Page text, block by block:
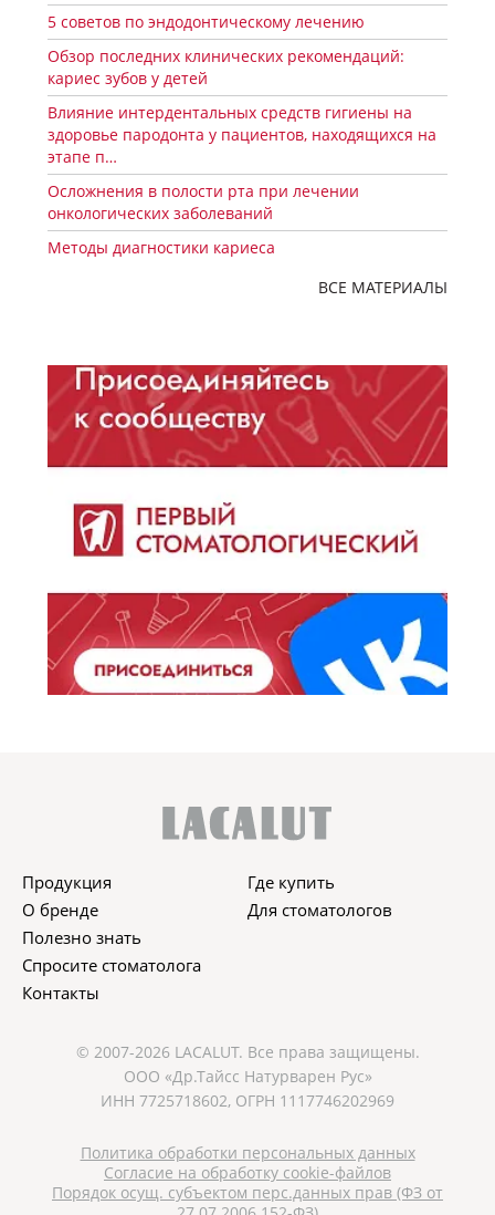
5 советов по эндодонтическому лечению
Обзор последних клинических рекомендаций:
кариес зубов у детей
Влияние интердентальных средств гигиены на
здоровье пародонта у пациентов, находящихся на
этапе п…
Осложнения в полости рта при лечении
онкологических заболеваний
Методы диагностики кариеса
ВСЕ МАТЕРИАЛЫ
Продукция
О бренде
Полезно знать
Спросите стоматолога
Контакты
Где купить
Для стоматологов
© 2007-2026 LACALUT. Все права защищены.
ООО «Др.Тайсс Натурварен Рус»
ИНН 7725718602, ОГРН 1117746202969
Политика обработки персональных данных
Согласие на обработку cookie-файлов
Порядок осущ. субъектом перс.данных прав (ФЗ от